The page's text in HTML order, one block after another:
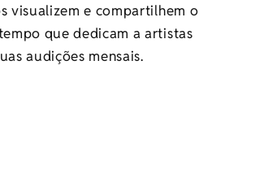
visualizem e compartilhem o
que dedicam a artistas
audições mensais.